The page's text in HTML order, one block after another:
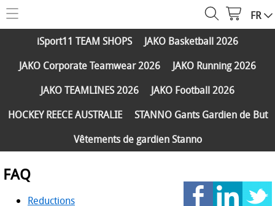
HOME
WEBSHOP
JAKO Running 2026
JAKO TEAMLINES 2026
JAKO Football 2026
PARTENAIRES
Réductions
Expédition et paiements
CONTACT
FR
iSport11 TEAM SHOPS
JAKO Basketball 2026
JAKO Corporate Teamwear 2026
JAKO Running 2026
JAKO TEAMLINES 2026
JAKO Football 2026
HOCKEY REECE AUSTRALIE
STANNO Gants Gardien de But
Vêtements de gardien Stanno
FAQ
Reductions